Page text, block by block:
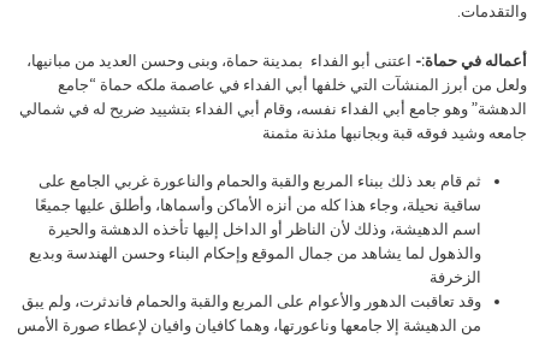
والتقدمات.
أعماله في حماة:- اعتنى أبو الفداء بمدينة حماة، وبنى وحسن العديد من مبانيها،
ولعل من أبرز المنشآت التي خلفها أبي الفداء في عاصمة ملكه حماة “جامع
الدهشة” وهو جامع أبي الفداء نفسه، وقام أبي الفداء بتشييد ضريح له في شمالي
جامعه وشيد فوقه قبة وبجانبها مئذنة مثمنة
ثم قام بعد ذلك ببناء المربع والقبة والحمام والناعورة غربي الجامع على
ساقية نحيلة، وجاء هذا كله من أنزه الأماكن وأسماها، وأطلق عليها جميعًا
اسم الدهيشة، وذلك لأن الناظر أو الداخل إليها تأخذه الدهشة والحيرة
والذهول لما يشاهد من جمال الموقع وإحكام البناء وحسن الهندسة وبديع
الزخرفة
وقد تعاقبت الدهور والأعوام على المربع والقبة والحمام فاندثرت، ولم يبق
من الدهيشة إلا جامعها وناعورتها، وهما كافيان وافيان لإعطاء صورة الأمس